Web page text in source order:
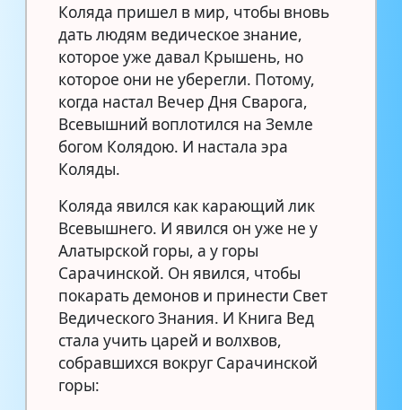
Коляда пришел в мир, чтобы вновь
дать людям ведическое знание,
которое уже давал Крышень, но
которое они не уберегли. Потому,
когда настал Вечер Дня Сварога,
Всевышний воплотился на Земле
богом Колядою. И настала эра
Коляды.
Коляда явился как карающий лик
Всевышнего. И явился он уже не у
Алатырской горы, а у горы
Сарачинской. Он явился, чтобы
покарать демонов и принести Свет
Ведического Знания. И Книга Вед
стала учить царей и волхвов,
собравшихся вокруг Сарачинской
горы: